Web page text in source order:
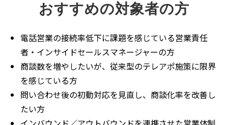
おすすめの対象者の方
電話営業の接続率低下に課題を感じている営業責任
者・インサイドセールスマネージャーの方
商談数を増やしたいが、従来型のテレアポ施策に限界
を感じている方
問い合わせ後の初動対応を見直し、商談化率を改善し
たい方